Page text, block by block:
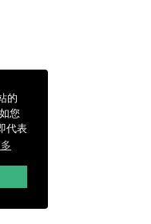
的
您
代表